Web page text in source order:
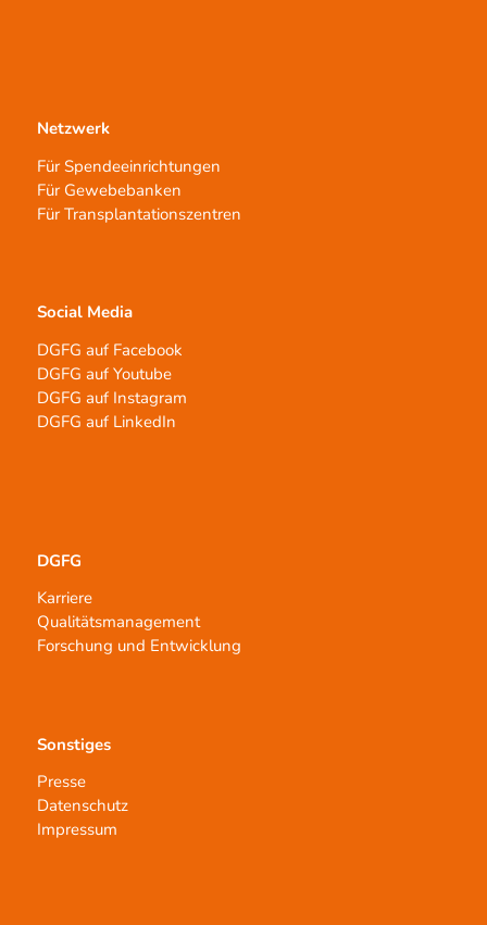
Netzwerk
Für Spendeeinrichtungen
Für Gewebebanken
Für Transplantationszentren
Social Media
DGFG auf Facebook
DGFG auf Youtube
DGFG auf Instagram
DGFG auf LinkedIn
DGFG
Karriere
Qualitätsmanagement
Forschung und Entwicklung
Sonstiges
Presse
Datenschutz
Impressum